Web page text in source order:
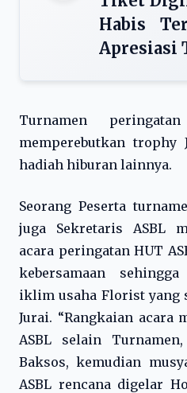
Habis
Apresiasi
Turnamen
memperebutkan trophy
hadiah hiburan lainnya.
Seorang Peserta
juga Sekretaris ASBL
acara peringatan HUT
kebersamaan
iklim usaha Florist yang
Jurai. “Rangkaian acara
ASBL selain
Baksos, kemudian
ASBL rencana digelar